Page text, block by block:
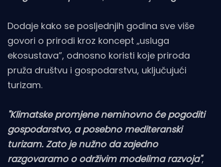
Dodaje kako se posljednjih godina sve više
govori o prirodi kroz koncept „usluga
ekosustava”, odnosno koristi koje priroda
pruža društvu i gospodarstvu, uključujući
turizam.
"Klimatske promjene neminovno će pogoditi
gospodarstvo, a posebno mediteranski
turizam. Zato je nužno da zajedno
razgovaramo o održivim modelima razvoja",